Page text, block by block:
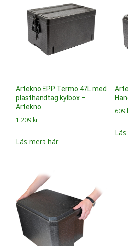
Artekno EPP Termo 47L med
plasthandtag kylbox –
Artekno
1 209 kr
Läs mera här
609